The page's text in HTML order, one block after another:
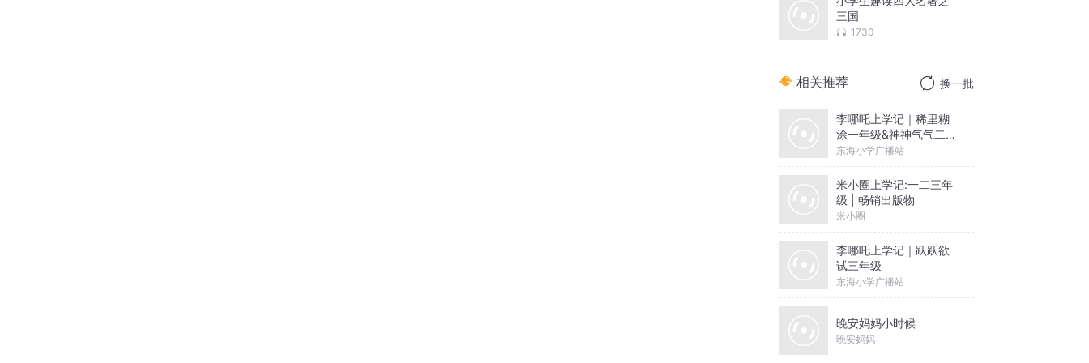
三国
1730
相关推荐 换一批
李哪吒上学记｜稀里糊
涂一年级&神神气气二年
级
东海小学广播站
米小圈上学记:一二三年
级 | 畅销出版物
米小圈
李哪吒上学记｜跃跃欲
试三年级
东海小学广播站
晚安妈妈小时候
晚安妈妈